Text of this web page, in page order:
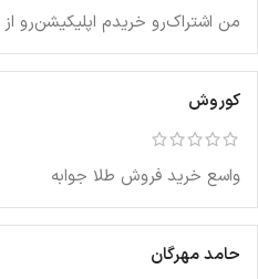
من اشتراک‌رو خریدم اپلیکیشن‌رو از
کوروش
واسع خرید فروش طلا جوابه
حامد مهرگان